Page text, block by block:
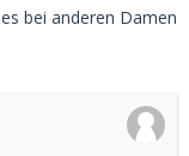
bei anderen Damen